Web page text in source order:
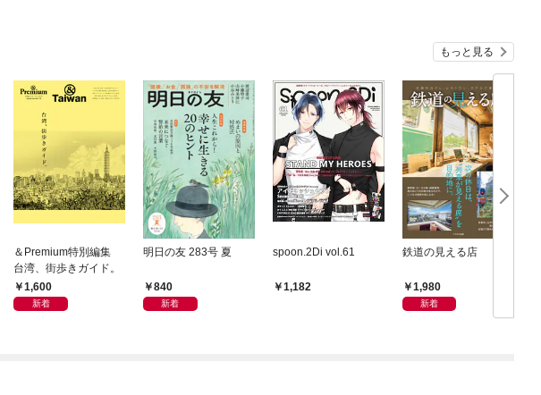
もっと見る
＆Premium特別編集
台湾、街歩きガイド。
1,600
新着
明日の友 283号 夏
840
新着
spoon.2Di vol.61
1,182
鉄道の見える店
1,980
新着